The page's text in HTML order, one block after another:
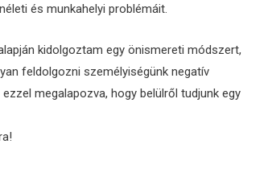
és munkahelyi problémáit.
kidolgoztam egy önismereti módszert,
feldolgozni személyiségünk negatív
megalapozva, hogy belülről tudjunk egy